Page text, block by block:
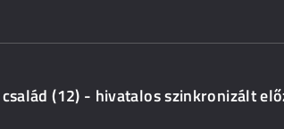
(12) - hivatalos szinkronizált